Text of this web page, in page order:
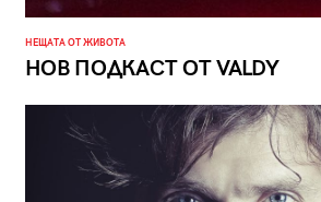
НЕЩАТА ОТ ЖИВОТА
НОВ ПОДКАСТ ОТ VALDY